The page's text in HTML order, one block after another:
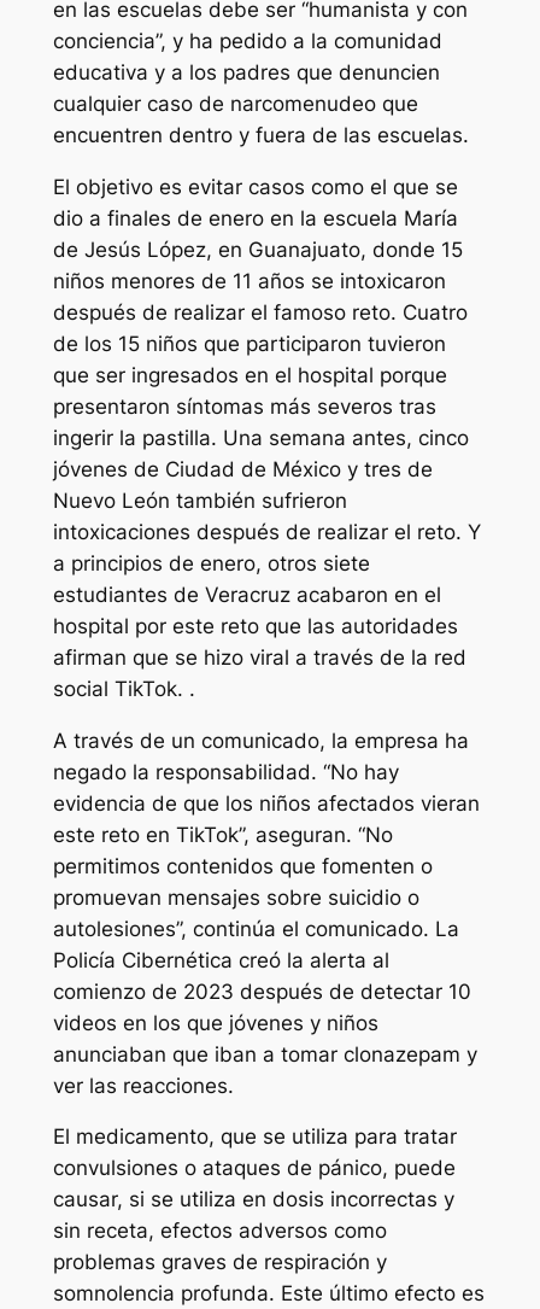
en las escuelas debe ser “humanista y con
conciencia”, y ha pedido a la comunidad
educativa y a los padres que denuncien
cualquier caso de narcomenudeo que
encuentren dentro y fuera de las escuelas.
El objetivo es evitar casos como el que se
dio a finales de enero en la escuela María
de Jesús López, en Guanajuato, donde 15
niños menores de 11 años se intoxicaron
después de realizar el famoso reto. Cuatro
de los 15 niños que participaron tuvieron
que ser ingresados en el hospital porque
presentaron síntomas más severos tras
ingerir la pastilla. Una semana antes, cinco
jóvenes de Ciudad de México y tres de
Nuevo León también sufrieron
intoxicaciones después de realizar el reto. Y
a principios de enero, otros siete
estudiantes de Veracruz acabaron en el
hospital por este reto que las autoridades
afirman que se hizo viral a través de la red
social TikTok. .
A través de un comunicado, la empresa ha
negado la responsabilidad. “No hay
evidencia de que los niños afectados vieran
este reto en TikTok”, aseguran. “No
permitimos contenidos que fomenten o
promuevan mensajes sobre suicidio o
autolesiones”, continúa el comunicado. La
Policía Cibernética creó la alerta al
comienzo de 2023 después de detectar 10
videos en los que jóvenes y niños
anunciaban que iban a tomar clonazepam y
ver las reacciones.
El medicamento, que se utiliza para tratar
convulsiones o ataques de pánico, puede
causar, si se utiliza en dosis incorrectas y
sin receta, efectos adversos como
problemas graves de respiración y
somnolencia profunda. Este último efecto es